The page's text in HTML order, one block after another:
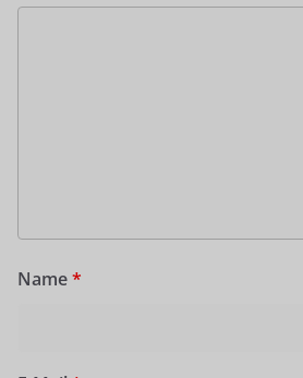
Name*